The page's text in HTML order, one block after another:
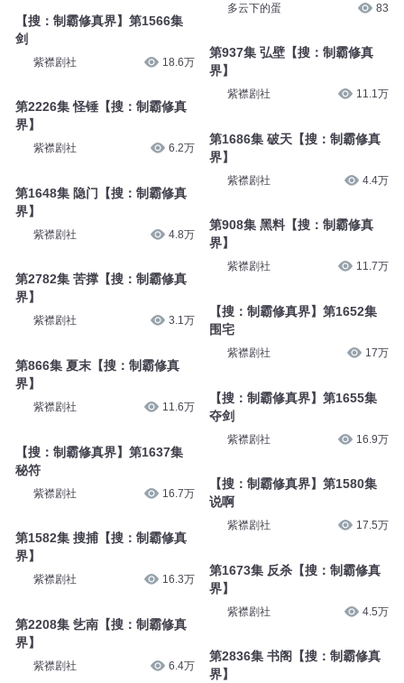
【搜：制霸修真界】第1566集
剑
紫襟剧社 18.6万
第2226集 怪锤【搜：制霸修真
界】
紫襟剧社 6.2万
第1648集 隐门【搜：制霸修真
界】
紫襟剧社 4.8万
第2782集 苦撑【搜：制霸修真
界】
紫襟剧社 3.1万
第866集 夏末【搜：制霸修真
界】
紫襟剧社 11.6万
【搜：制霸修真界】第1637集
秘符
紫襟剧社 16.7万
第1582集 搜捕【搜：制霸修真
界】
紫襟剧社 16.3万
第2208集 乧南【搜：制霸修真
界】
紫襟剧社 6.4万
多云下的蛋 83
第937集 弘壁【搜：制霸修真
界】
紫襟剧社 11.1万
第1686集 破天【搜：制霸修真
界】
紫襟剧社 4.4万
第908集 黑料【搜：制霸修真
界】
紫襟剧社 11.7万
【搜：制霸修真界】第1652集
围宅
紫襟剧社 17万
【搜：制霸修真界】第1655集
夺剑
紫襟剧社 16.9万
【搜：制霸修真界】第1580集
说啊
紫襟剧社 17.5万
第1673集 反杀【搜：制霸修真
界】
紫襟剧社 4.5万
第2836集 书阁【搜：制霸修真
界】